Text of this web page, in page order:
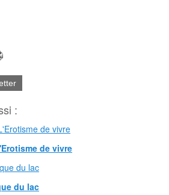
:
de vivre
du lac